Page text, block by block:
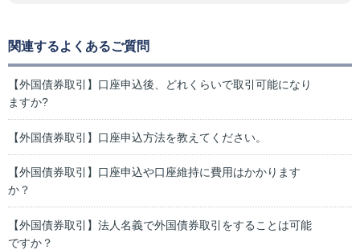
関連するよくあるご質問
【外国債券取引】口座申込後、どれくらいで取引可能になり
ますか?
【外国債券取引】口座申込方法を教えてください。
【外国債券取引】口座申込や口座維持に費用はかかります
か？
【外国債券取引】法人名義で外国債券取引をすることは可能
ですか？